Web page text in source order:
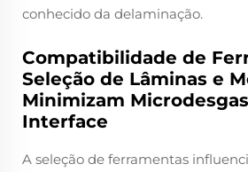
conhecido da delaminação.
Compatibilidade de
Seleção de Lâminas e
Minimizam
Interface
A seleção de ferramentas